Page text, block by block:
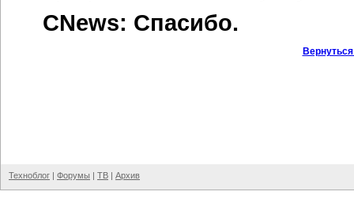
CNews: Спасибо.
Техноблог | Форумы | ТВ | Архив